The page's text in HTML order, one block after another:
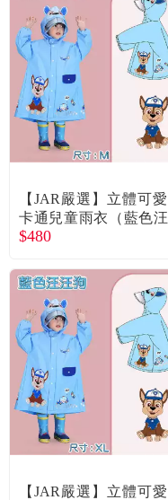
食品／健康食補
寵物
名人嚴選
優惠活動
關於我們
合作提案
購物流程
會員專區
常見問題
折價券、紅利說明
優惠券查詢
登入
【JAR嚴選】立體可愛
卡通兒童雨衣（藍色汪
汪狗）（M）廠商直送
$480
【JAR嚴選】立體可愛